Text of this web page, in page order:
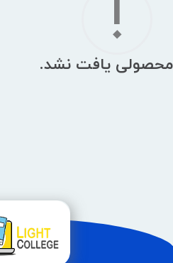
!
محصولی یافت نشد.